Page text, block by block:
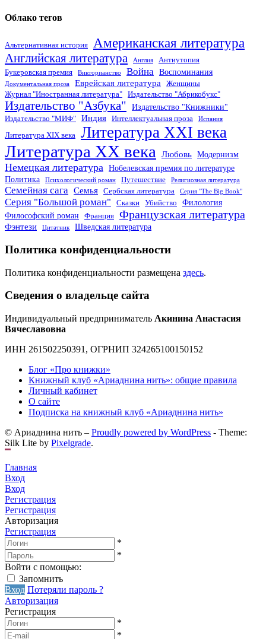
Облако тегов
Альтернативная история Американская литература
Английская литература Англия
Антиутопия
Букеровская премия
Викторианство Война Воспоминания
Документальная проза Еврейская литература
Женщины
Журнал "Иностранная литература"
Издательство "Абрикобукс"
Издательство "Азбука" Издательство "Книжники"
Издательство "МИФ" Индия Интеллектуальная проза Испания
Литература XIX века Литература XXI века
Литература XX века Любовь Модернизм
Немецкая литература Нобелевская премия по литературе
Политика
Психологический роман Путешествие Религиозная литература
Семейная сага Семья Сербская литература Серия "The Big Book"
Серия "Большой роман" Сказки Убийство
Филология
Философский роман
Франция Французская литература
Фэнтези Цитатник Шведская литература
Политика конфиденциальности
Политика конфиденциальности размещена здесь.
Сведения о владельце сайта
Индивидуальный предприниматель Акинина Анастасия
Вячеславовна
ИНН 261502250391, ОГРНИП 324265100150152
Блог «Про книжки»
Книжный клуб «Ариаднина нить»: общие правила
Личный кабинет
О сайте
Подписка на книжный клуб «Ариаднина нить»
© Ариаднина нить – Proudly powered by WordPress - Theme:
Silk Lite by Pixelgrade.
Главная
Вход
Вход
Регистрация
Регистрация
Авторизация
Регистрация
*
*
Войти с помощью:
Запомнить
Вход Потеряли пароль ?
Авторизация
Регистрация
*
*